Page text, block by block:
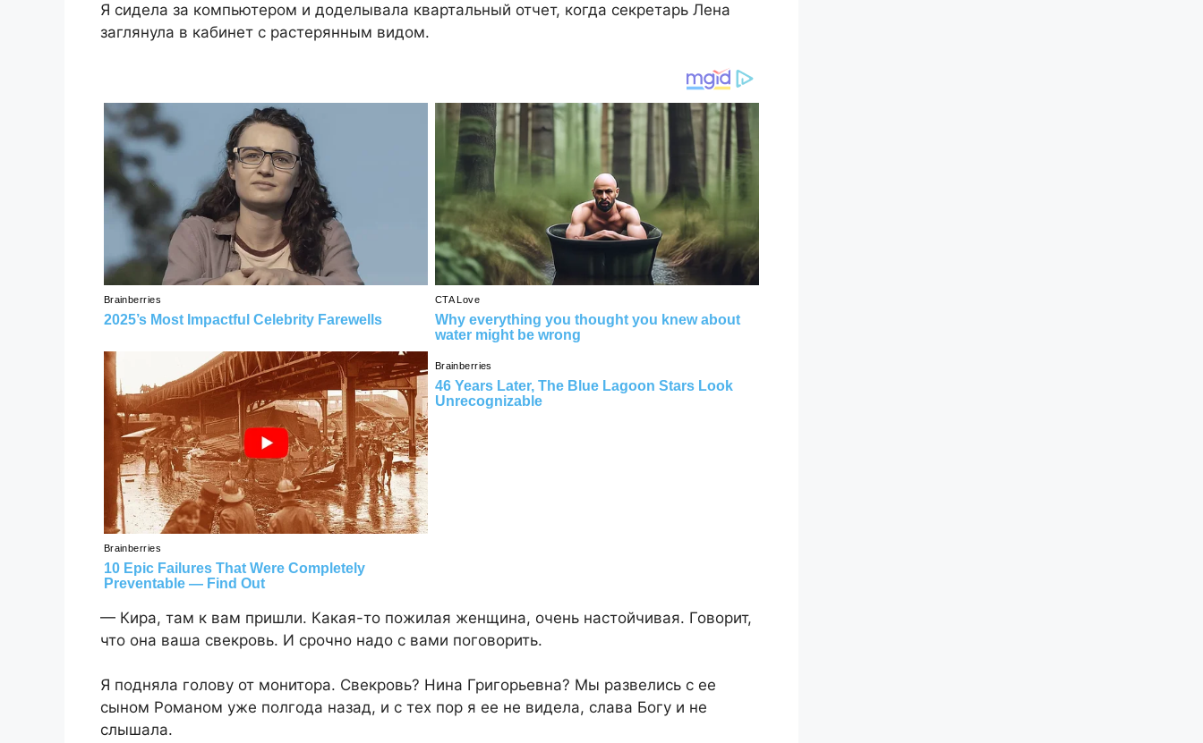
Я сидела за компьютером и доделывала квартальный отчет, когда секретарь Лена
заглянула в кабинет с растерянным видом.
— Кира, там к вам пришли. Какая-то пожилая женщина, очень настойчивая. Говорит,
что она ваша свекровь. И срочно надо с вами поговорить.
Я подняла голову от монитора. Свекровь? Нина Григорьевна? Мы развелись с ее
сыном Романом уже полгода назад, и с тех пор я ее не видела, слава Богу и не
слышала.